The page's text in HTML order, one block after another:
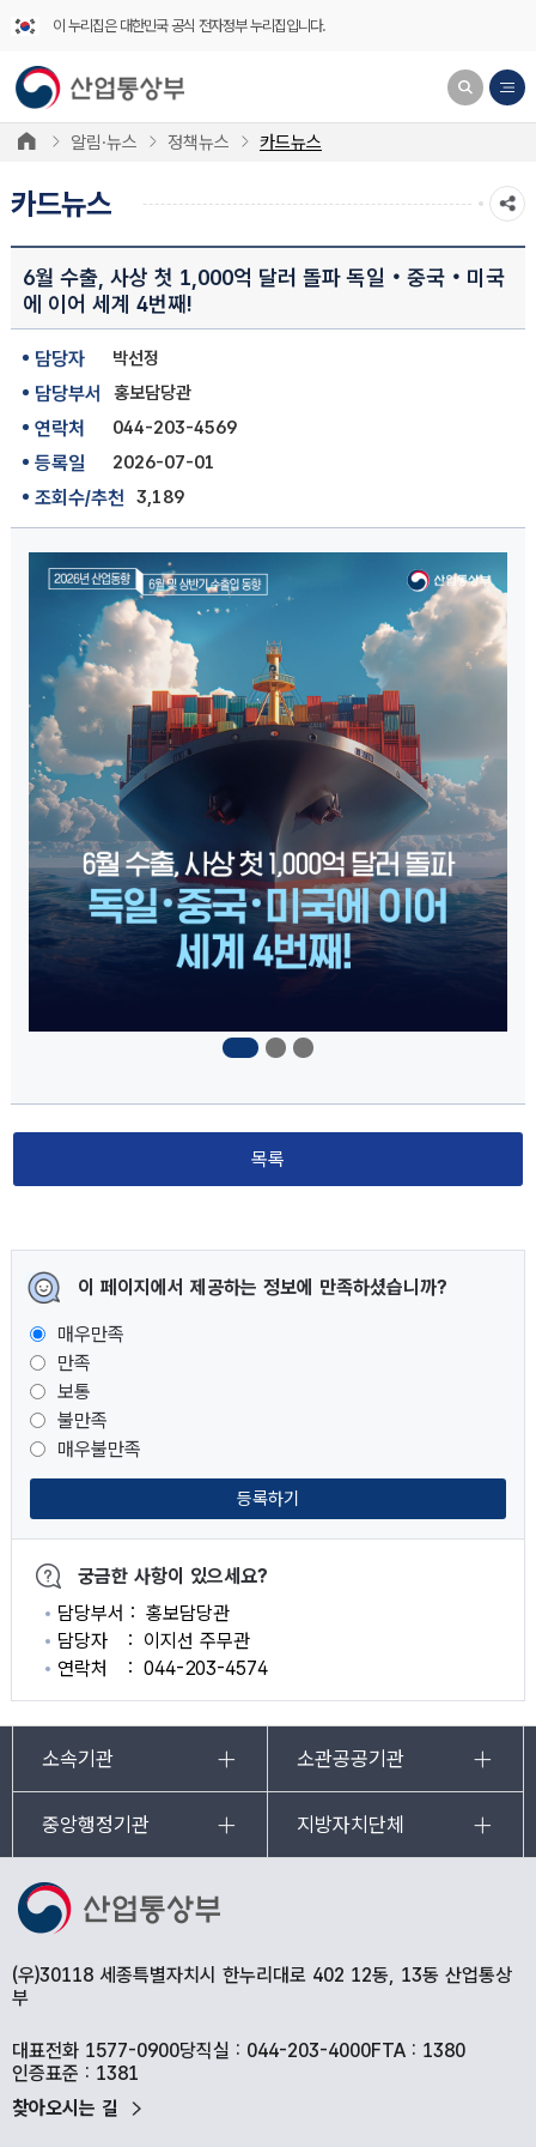
이 누리집은 대한민국 공식 전자정부 누리집입니다.
알림·뉴스 정책뉴스 카드뉴스
카드뉴스
6월 수출, 사상 첫 1,000억 달러 돌파 독일‧중국‧미국
에 이어 세계 4번째!
담당자 박선정
담당부서 홍보담당관
연락처 044-203-4569
등록일 2026-07-01
조회수/추천 3,189
목록
이 페이지에서 제공하는 정보에 만족하셨습니까?
매우만족
만족
보통
불만족
매우불만족
등록하기
궁금한 사항이 있으세요?
담당부서
홍보담당관
담당자
이지선 주무관
연락처
044-203-4574
소속기관 소관공공기관
중앙행정기관 지방자치단체
(우)30118 세종특별자치시 한누리대로 402 12동, 13동 산업통상
부
대표전화 1577-0900당직실 : 044-203-4000FTA : 1380
인증표준 : 1381
찾아오시는 길